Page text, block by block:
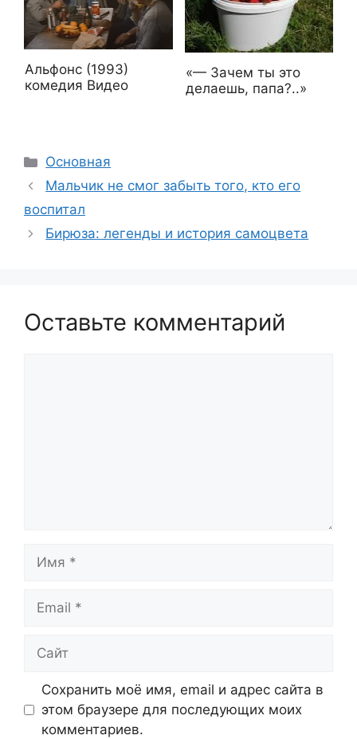
Альфонс (1993)
комедия Видео
«— Зачем ты этo
делаешь, папа?..»
Рубрики
Основная
Мальчик не смог забыть того, кто его
воспитал
Бирюза: легенды и история самоцвета
Оставьте комментарий
Имя
Email
Сайт
Сохранить моё имя, email и адрес сайта в
этом браузере для последующих моих
комментариев.